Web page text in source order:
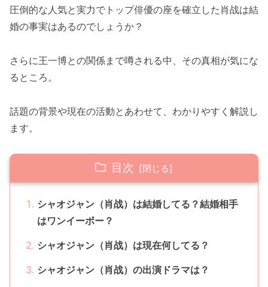
圧倒的な人気と実力でトップ俳優の座を確立した 肖战は結
婚の事実はあるのでしょうか？
さらに王一博との関係まで噂される中、その真相が気にな
るところ。
話題の背景や現在の活動とあわせて、わかりやすく解説し
ます。
目次
シャオジャン（肖战）は結婚してる？結婚相手
はワンイーボー？
シャオジャン（肖战）は現在何してる？
シャオジャン（肖战）の出演ドラマは？